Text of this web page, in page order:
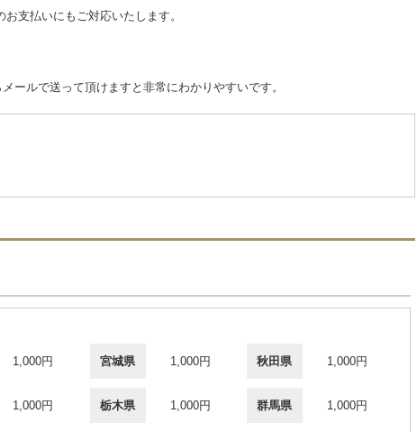
支払いにもご対応いたします。
ールで送って頂けますと非常にわかりやすいです。
1,000円 宮城県 1,000円 秋田県 1,000円
1,000円 栃木県 1,000円 群馬県 1,000円